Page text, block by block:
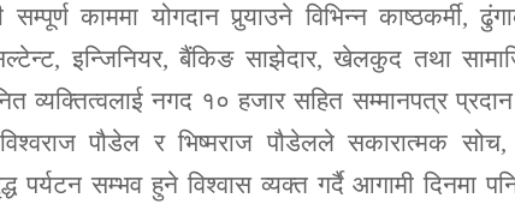
सम्पूर्ण काममा योगदान पुर्‍याउने विभिन्न काष्ठकर्मी,
इन्जिनियर, बैंकिङ साझेदार, खेलकुद तथा
व्यक्तित्वलाई नगद १० हजार सहित सम्मानपत्र
पौडेल र भिष्मराज पौडेलले सकारात्मक सोच,
पर्यटन सम्भव हुने विश्वास व्यक्त गर्दै आगामी दिनमा पनि